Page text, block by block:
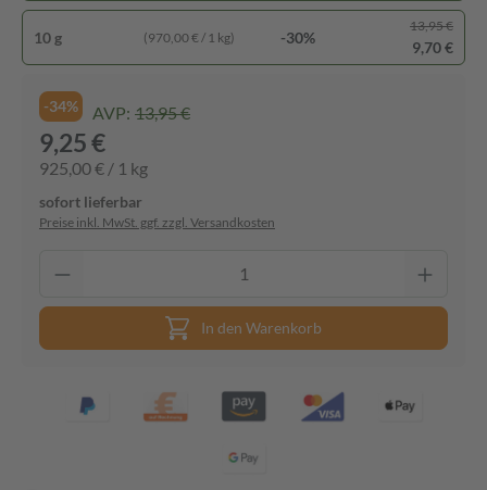
10 g (970,00 € / 1 kg) -30%
13,95 €
9,70 €
-34% AVP: 13,95 €
9,25 €
925,00 € / 1 kg
sofort lieferbar
Preise inkl. MwSt. ggf. zzgl. Versandkosten
In den Warenkorb